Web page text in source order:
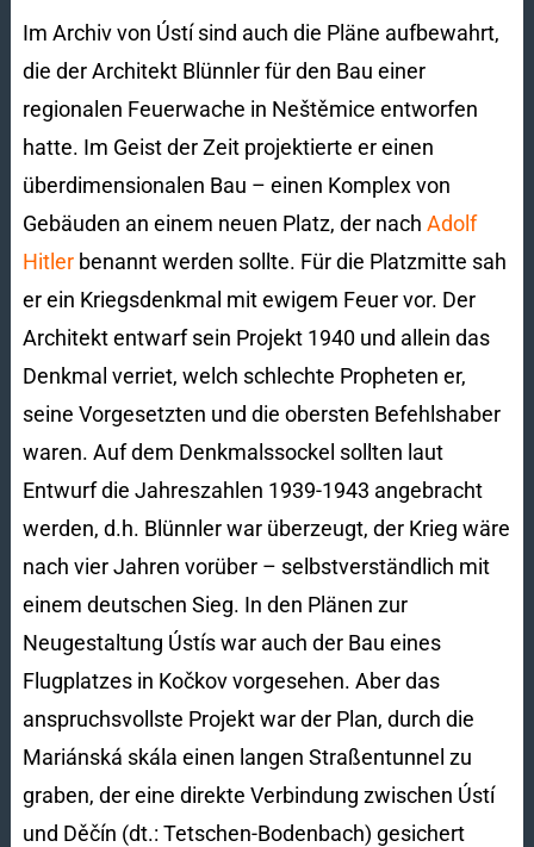
Im Archiv von Ústí sind auch die Pläne aufbewahrt,
die der Architekt Blünnler für den Bau einer
regionalen Feuerwache in Neštěmice entworfen
hatte. Im Geist der Zeit projektierte er einen
überdimensionalen Bau – einen Komplex von
Gebäuden an einem neuen Platz, der nach Adolf
Hitlerbenannt werden sollte. Für die Platzmitte sah
er ein Kriegsdenkmal mit ewigem Feuer vor. Der
Architekt entwarf sein Projekt 1940 und allein das
Denkmal verriet, welch schlechte Propheten er,
seine Vorgesetzten und die obersten Befehlshaber
waren. Auf dem Denkmalssockel sollten laut
Entwurf die Jahreszahlen 1939-1943 angebracht
werden, d.h. Blünnler war überzeugt, der Krieg wäre
nach vier Jahren vorüber – selbstverständlich mit
einem deutschen Sieg. In den Plänen zur
Neugestaltung Ústís war auch der Bau eines
Flugplatzes in Kočkov vorgesehen. Aber das
anspruchsvollste Projekt war der Plan, durch die
Mariánská skála einen langen Straßentunnel zu
graben, der eine direkte Verbindung zwischen Ústí
und Děčín (dt.: Tetschen-Bodenbach) gesichert